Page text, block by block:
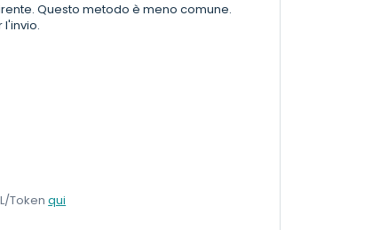
Questo metodo è meno comune.
l'invio.
Tokenqui